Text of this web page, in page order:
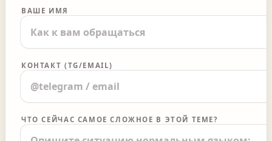
ВАШЕ ИМЯ
КОНТАКТ (TG/EMAIL)
ЧТО СЕЙЧАС САМОЕ СЛОЖНОЕ В ЭТОЙ ТЕМЕ?